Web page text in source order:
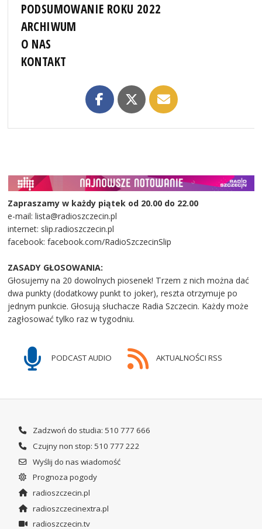
PODSUMOWANIE ROKU 2022
ARCHIWUM
O NAS
KONTAKT
Zapraszamy w każdy piątek od 20.00 do 22.00
e-mail: lista@radioszczecin.pl
internet: slip.radioszczecin.pl
facebook: facebook.com/RadioSzczecinSlip
ZASADY GŁOSOWANIA:
Głosujemy na 20 dowolnych piosenek! Trzem z nich można dać
dwa punkty (dodatkowy punkt to joker), reszta otrzymuje po
jednym punkcie. Głosują słuchacze Radia Szczecin. Każdy może
zagłosować tylko raz w tygodniu.
PODCAST AUDIO AKTUALNOŚCI RSS
Zadzwoń do studia: 510 777 666
Czujny non stop: 510 777 222
Wyślij do nas wiadomość
Prognoza pogody
radioszczecin.pl
radioszczecinextra.pl
radioszczecin.tv